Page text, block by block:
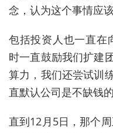
念，认为这个事情应
包括投资人也一直在
时一直鼓励我们扩建
算力，我们还尝试训
直默认公司是不缺钱
直到12月5日，那个